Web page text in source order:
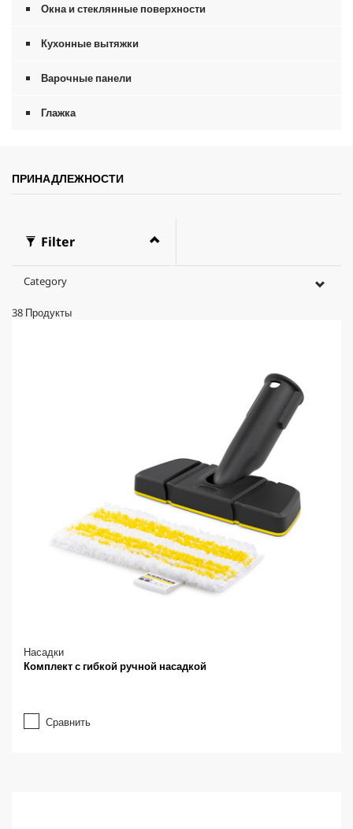
Окна и стеклянные поверхности
Кухонные вытяжки
Варочные панели
Глажка
ПРИНАДЛЕЖНОСТИ
Filter
Category
38 Продукты
Насадки
Комплект с гибкой ручной насадкой
Сравнить